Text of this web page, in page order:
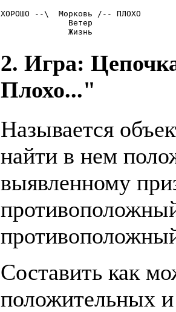
ХОРОШО --\  Морковь /-- ПЛОХО
              Ветер
              Жизнь
2. Игра:
Плохо..."
Называется
найти в нем
выявленному
Составить как
положительных